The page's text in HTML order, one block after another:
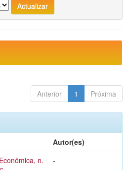
Anterior 1 Próxima
Autor(es)
n.
-